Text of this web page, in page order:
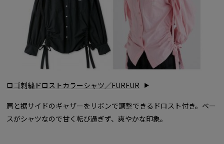
ロゴ刺繍ドロストカラーシャツ／FURFUR
肩と裾サイドのギャザーをリボンで調整できるドロスト付き。ベー
スがシャツなので甘く転び過ぎず、爽やかな印象。